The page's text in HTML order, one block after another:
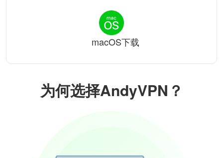
为何选择AndyVPN？
macOS下载